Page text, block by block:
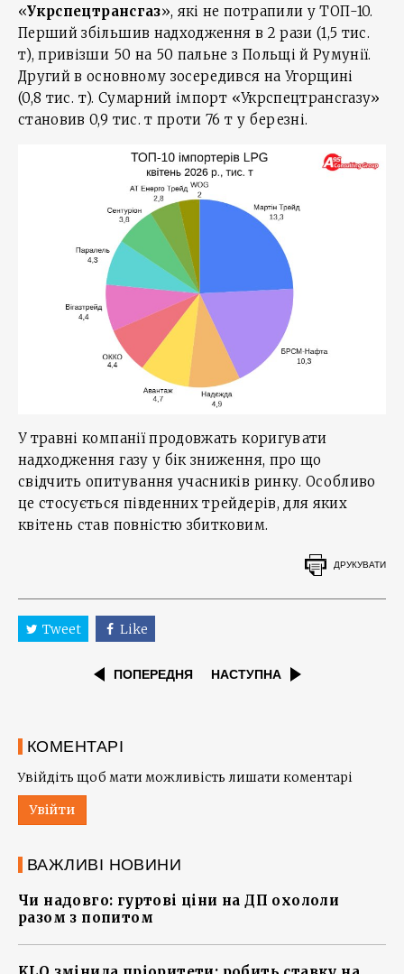
«Укрспецтрансгаз», які не потрапили у ТОП-10.
Перший збільшив надходження в 2 рази (1,5 тис.
т), привізши 50 на 50 пальне з Польщі й Румунії.
Другий в основному зосередився на Угорщині
(0,8 тис. т). Сумарний імпорт «Укрспецтрансгазу»
становив 0,9 тис. т проти 76 т у березні.
У травні компанії продовжать коригувати
надходження газу у бік зниження, про що
свідчить опитування учасників ринку. Особливо
це стосується південних трейдерів, для яких
квітень став повністю збитковим.
ДРУКУВАТИ
Tweet Like
ПОПЕРЕДНЯ НАСТУПНА
КОМЕНТАРІ
Увійдіть щоб мати можливість лишати коментарі
Увійти
ВАЖЛИВІ НОВИНИ
Чи надовго: гуртові ціни на ДП охололи
разом з попитом